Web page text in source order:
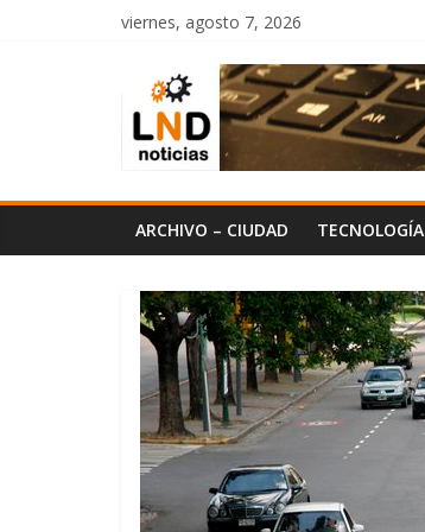
viernes, agosto 7, 2026
LND
Noticias
ARCHIVO – CIUDAD TECNOLOGÍA